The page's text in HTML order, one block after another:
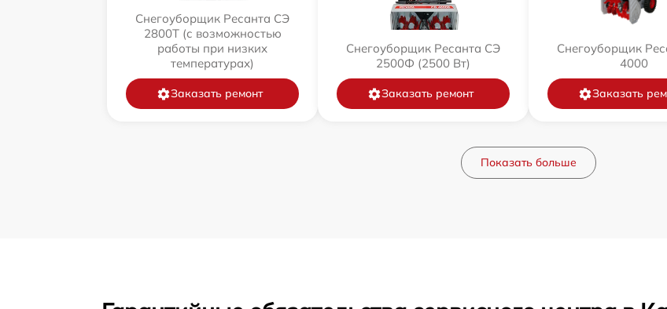
Снегоуборщик Ресанта СЭ
2800Т (с возможностью
работы при низких
температурах)
Заказать ремонт
Снегоуборщик Ресанта СЭ
2500Ф (2500 Вт)
Заказать ремонт
Снегоуборщик
4000
Заказать
Показать больше